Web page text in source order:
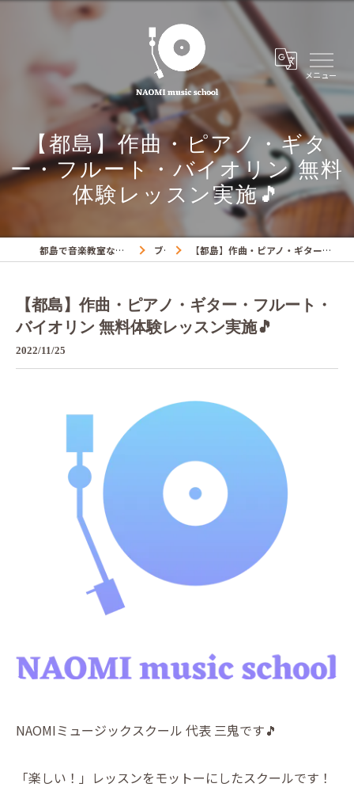
【都島】作曲・ピアノ・ギタ
ー・フルート・バイオリン 無料
体験レッスン実施🎵
都島で音楽教室ならNAOMIミュージックスクール ブログ 【都島】作曲・ピアノ・ギター・フルート・バイオリン 無料体験レッスン実施🎵
【都島】作曲・ピアノ・ギター・フルート・
バイオリン 無料体験レッスン実施🎵
2022/11/25
NAOMIミュージックスクール 代表 三鬼です🎵
「楽しい！」レッスンをモットーにしたスクールです！